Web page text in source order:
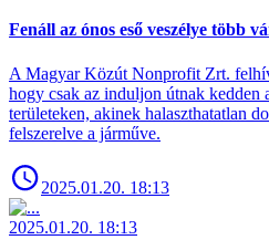
Fenáll az ónos eső veszélye több
A Magyar Közút Nonprofit Zrt.
hogy csak az induljon útnak kedden
területeken, akinek halaszthatatlan
felszerelve a járműve.
2025.01.20. 18:13
2025.01.20. 18:13